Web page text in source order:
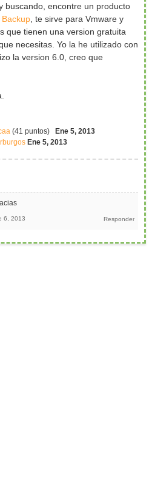
buscando, encontre un producto
, te sirve para Vmware y
que tienen una version gratuita
necesitas. Yo la he utilizado con
la version 6.0, creo que
(41 puntos)
Ene 5, 2013
Ene 5, 2013
6, 2013